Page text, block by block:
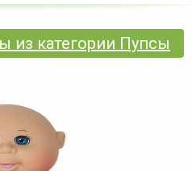
из категории Пупсы